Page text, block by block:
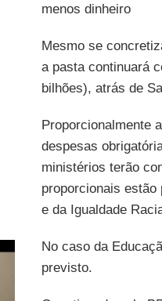
menos dinheiro
Mesmo se
a pasta continuará
bilhões), atrás de
Proporcionalmente
despesas
ministérios terão
proporcionais
e da Igualdade
No caso da
previsto.